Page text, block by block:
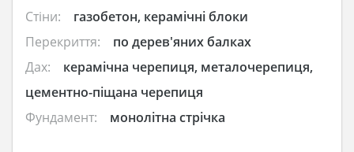
Стіни:
газобетон, керамічні блоки
Перекриття:
по дерев'яних балках
Дах:
керамічна черепиця, металочерепиця,
цементно-піщана черепиця
Фундамент:
монолітна стрічка